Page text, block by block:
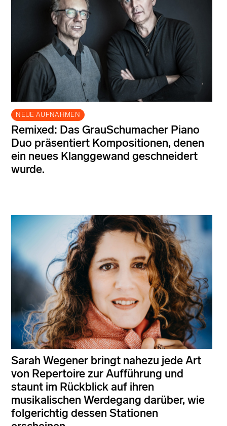
NEUE AUFNAHMEN
Remixed: Das GrauSchumacher Piano
Duo präsentiert Kompositionen, denen
ein neues Klanggewand geschneidert
wurde.
Sarah Wegener bringt nahezu jede Art
von Repertoire zur Aufführung und
staunt im Rückblick auf ihren
musikalischen Werdegang darüber, wie
folgerichtig dessen Stationen